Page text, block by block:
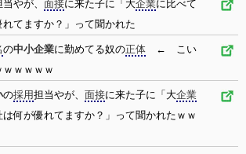
当やが、 面接に来た子に「大企業に比べて
てますか？」って聞かれた
の中小企業に勤めてる奴の正体 ← こい
ｗｗｗｗ
の採用担当やが、 面接に来た子に「大企業
は何が優れてますか？」って聞かれたｗｗ